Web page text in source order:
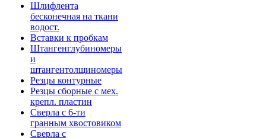
Шлифлента
бесконечная на ткани
водост.
Вставки к пробкам
Штангенглубиномеры
и
штангентолщиномеры
Резцы контурные
Резцы сборные с мех.
крепл. пластин
Сверла с 6-ти
гранным хвостовиком
Сверла с